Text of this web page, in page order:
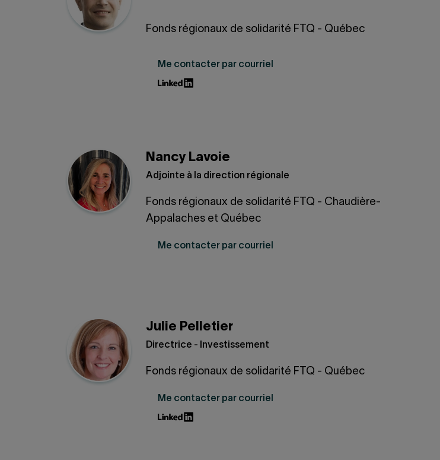
Fonds régionaux de solidarité FTQ - Québec
Me contacter par courriel
Nancy Lavoie
Adjointe à la direction régionale
Fonds régionaux de solidarité FTQ - Chaudière-
Appalaches et Québec
Me contacter par courriel
Julie Pelletier
Directrice - Investissement
Fonds régionaux de solidarité FTQ - Québec
Me contacter par courriel